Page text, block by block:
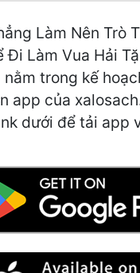
Gian
Làm Nên Trò
Đi Làm Vua Hải
nằm trong kế
app của
dưới để tải app